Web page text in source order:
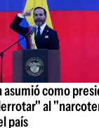
asumió como
al
país